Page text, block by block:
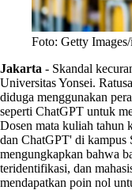
Foto: Getty
Jakarta - Skandal
Universitas Yonsei.
diduga menggunakan
seperti ChatGPT untuk
Dosen mata kuliah tahun
dan ChatGPT' di kampus
mengungkapkan bahwa
teridentifikasi, dan
mendapatkan poin nol